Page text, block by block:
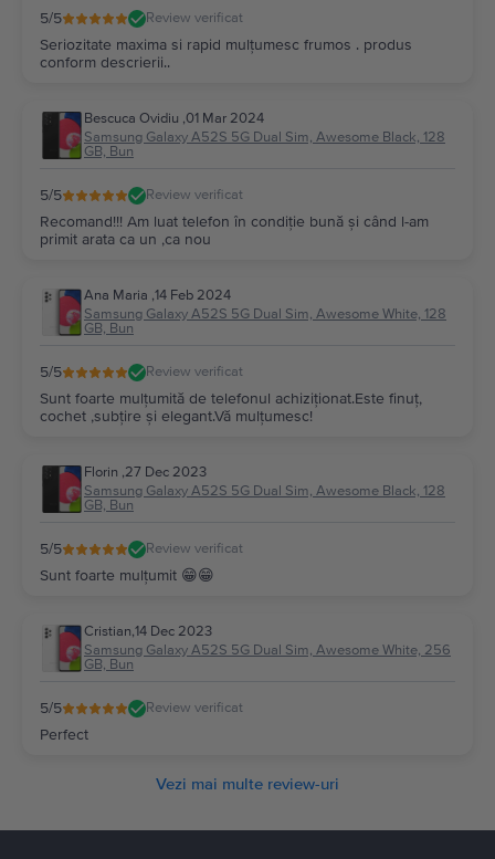
5/5 Review verificat
Seriozitate maxima si rapid mulțumesc frumos . produs
conform descrierii..
Bescuca Ovidiu ,01 Mar 2024
Samsung Galaxy A52S 5G Dual Sim, Awesome Black, 128
GB, Bun
5/5 Review verificat
Recomand!!! Am luat telefon în condiție bună și când l-am
primit arata ca un ,ca nou
Ana Maria ,14 Feb 2024
Samsung Galaxy A52S 5G Dual Sim, Awesome White, 128
GB, Bun
5/5 Review verificat
Sunt foarte mulțumită de telefonul achiziționat.Este finuț,
cochet ,subțire și elegant.Vă mulțumesc!
Florin ,27 Dec 2023
Samsung Galaxy A52S 5G Dual Sim, Awesome Black, 128
GB, Bun
5/5 Review verificat
Sunt foarte mulțumit 😁😁
Cristian,14 Dec 2023
Samsung Galaxy A52S 5G Dual Sim, Awesome White, 256
GB, Bun
5/5 Review verificat
Perfect
Vezi mai multe review-uri